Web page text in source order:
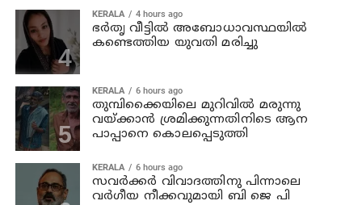
KERALA 4 hours ago
ഭര്‍തൃ വീട്ടില്‍ അബോധാവസ്ഥയില്‍
കണ്ടെത്തിയ യുവതി മരിച്ചു
KERALA 6 hours ago
തുമ്പിക്കൈയിലെ മുറിവില്‍ മരുന്നു
വയ്ക്കാന്‍ ശ്രമിക്കുന്നതിനിടെ ആന
പാപ്പാനെ കൊലപ്പെടുത്തി
KERALA 6 hours ago
സവര്‍ക്കര്‍ വിവാദത്തിനു പിന്നാലെ
വര്‍ഗീയ നീക്കവുമായി ബി ജെ പി